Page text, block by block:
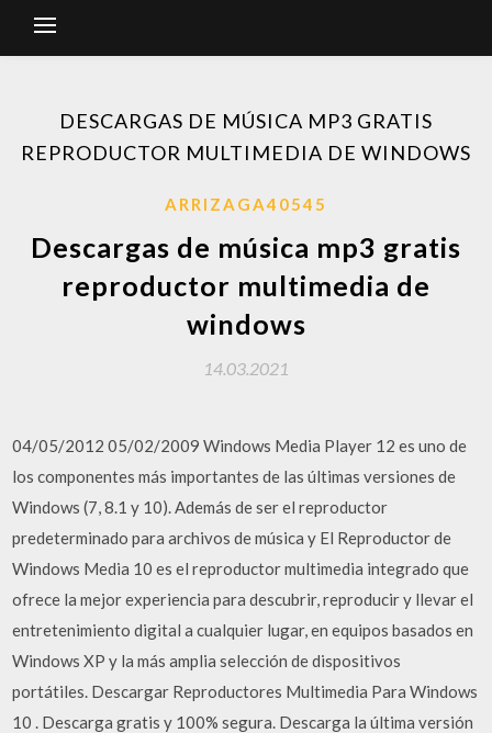
DESCARGAS DE MÚSICA MP3 GRATIS
REPRODUCTOR MULTIMEDIA DE WINDOWS
ARRIZAGA40545
Descargas de música mp3 gratis
reproductor multimedia de
windows
14.03.2021
04/05/2012 05/02/2009 Windows Media Player 12 es uno de
los componentes más importantes de las últimas versiones de
Windows (7, 8.1 y 10). Además de ser el reproductor
predeterminado para archivos de música y El Reproductor de
Windows Media 10 es el reproductor multimedia integrado que
ofrece la mejor experiencia para descubrir, reproducir y llevar el
entretenimiento digital a cualquier lugar, en equipos basados en
Windows XP y la más amplia selección de dispositivos
portátiles. Descargar Reproductores Multimedia Para Windows
10 . Descarga gratis y 100% segura. Descarga la última versión